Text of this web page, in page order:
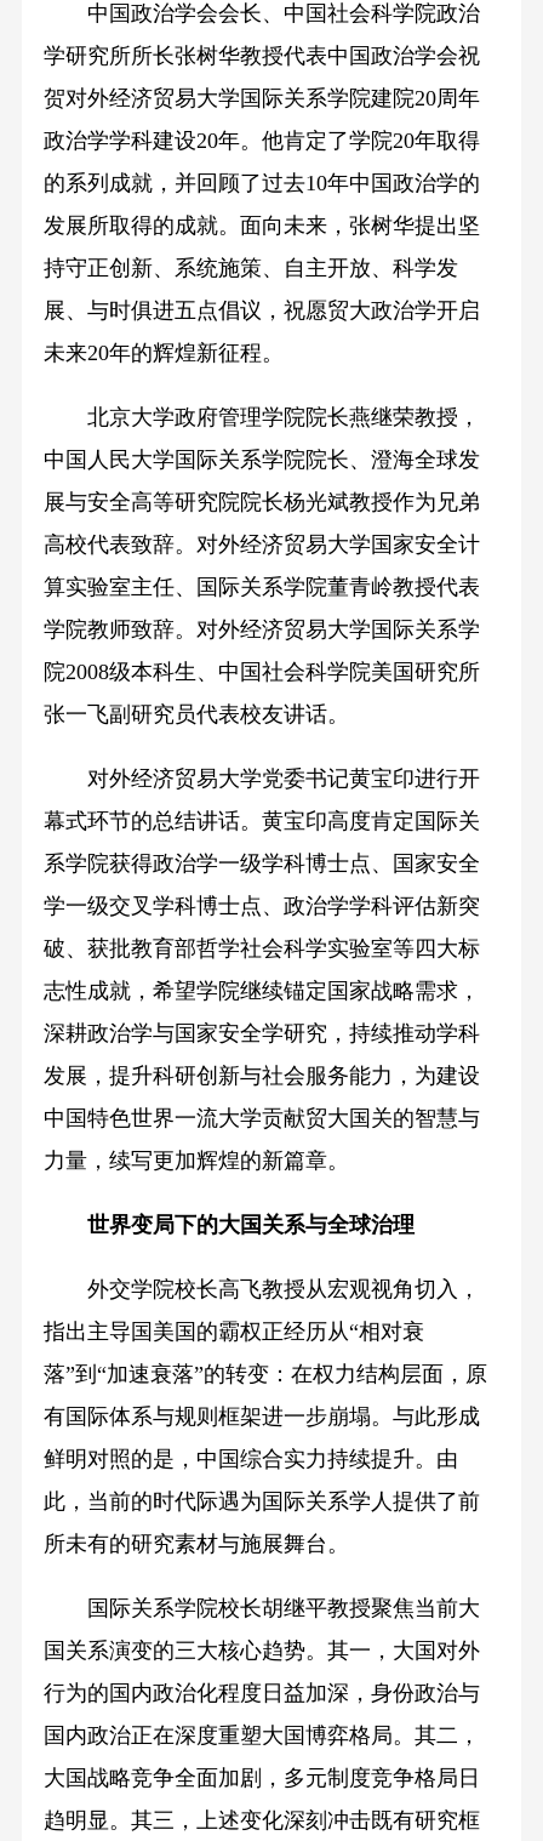
中国政治学会会长、中国社会科学院政治
学研究所所长张树华教授代表中国政治学会祝
贺对外经济贸易大学国际关系学院建院20周年
政治学学科建设20年。他肯定了学院20年取得
的系列成就，并回顾了过去10年中国政治学的
发展所取得的成就。面向未来，张树华提出坚
持守正创新、系统施策、自主开放、科学发
展、与时俱进五点倡议，祝愿贸大政治学开启
未来20年的辉煌新征程。
北京大学政府管理学院院长燕继荣教授，
中国人民大学国际关系学院院长、澄海全球发
展与安全高等研究院院长杨光斌教授作为兄弟
高校代表致辞。对外经济贸易大学国家安全计
算实验室主任、国际关系学院董青岭教授代表
学院教师致辞。对外经济贸易大学国际关系学
院2008级本科生、中国社会科学院美国研究所
张一飞副研究员代表校友讲话。
对外经济贸易大学党委书记黄宝印进行开
幕式环节的总结讲话。黄宝印高度肯定国际关
系学院获得政治学一级学科博士点、国家安全
学一级交叉学科博士点、政治学学科评估新突
破、获批教育部哲学社会科学实验室等四大标
志性成就，希望学院继续锚定国家战略需求，
深耕政治学与国家安全学研究，持续推动学科
发展，提升科研创新与社会服务能力，为建设
中国特色世界一流大学贡献贸大国关的智慧与
力量，续写更加辉煌的新篇章。
世界变局下的大国关系与全球治理
外交学院校长高飞教授从宏观视角切入，
指出主导国美国的霸权正经历从“相对衰
落”到“加速衰落”的转变：在权力结构层面，原
有国际体系与规则框架进一步崩塌。与此形成
鲜明对照的是，中国综合实力持续提升。由
此，当前的时代际遇为国际关系学人提供了前
所未有的研究素材与施展舞台。
国际关系学院校长胡继平教授聚焦当前大
国关系演变的三大核心趋势。其一，大国对外
行为的国内政治化程度日益加深，身份政治与
国内政治正在深度重塑大国博弈格局。其二，
大国战略竞争全面加剧，多元制度竞争格局日
趋明显。其三，上述变化深刻冲击既有研究框